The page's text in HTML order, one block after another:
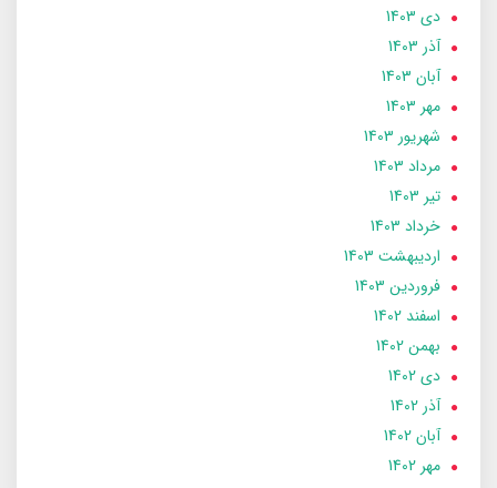
دی 1403
آذر 1403
آبان 1403
مهر 1403
شهریور 1403
مرداد 1403
تير 1403
خرداد 1403
ارديبهشت 1403
فروردین 1403
اسفند 1402
بهمن 1402
دی 1402
آذر 1402
آبان 1402
مهر 1402